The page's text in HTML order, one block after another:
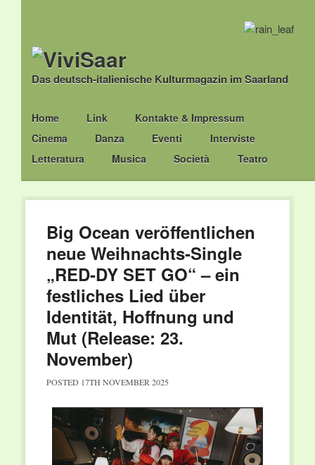
Das deutsch-italienische Kulturmagazin im Saarland
Main menu
Skip
to
content
Home Link
Kontakte & Impressum
Cinema
Danza Eventi
Interviste
Letteratura
Musica Società Teatro
Big Ocean veröffentlichen
neue Weihnachts-Single
„RED-DY SET GO“ – ein
festliches Lied über
Identität, Hoffnung und
Mut (Release: 23.
November)
POSTED 17TH NOVEMBER 2025